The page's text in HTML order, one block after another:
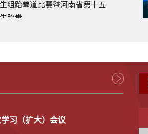
组跆拳道比赛暨河南省第十五
跆拳...
习（扩大）会议